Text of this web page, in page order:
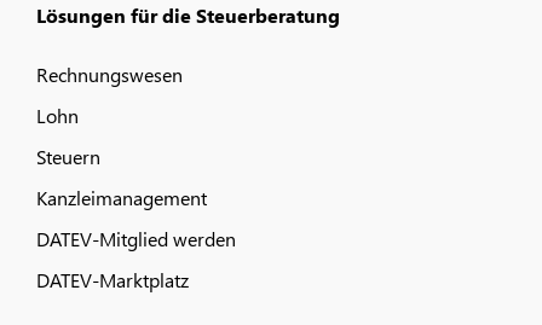
Lösungen für die Steuerberatung
Rechnungswesen
Lohn
Steuern
Kanzleimanagement
DATEV-Mitglied werden
DATEV-Marktplatz